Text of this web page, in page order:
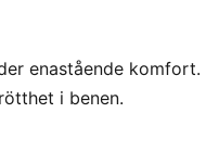
enastående komfort.
i benen.